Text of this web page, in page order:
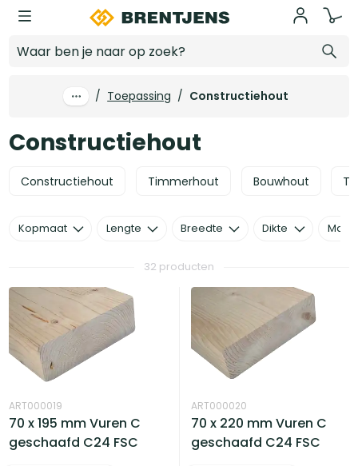
Ga naar hoofdinhoud
/ Toepassing / Constructiehout
Constructiehout
Constructiehout Timmerhout Bouwhout
32 producten
ART000019
70 x 195 mm Vuren C
geschaafd C24 FSC
ART000020
70 x 220 mm Vuren C
geschaafd C24 FSC
Kopmaat Lengte Breedte Dikte